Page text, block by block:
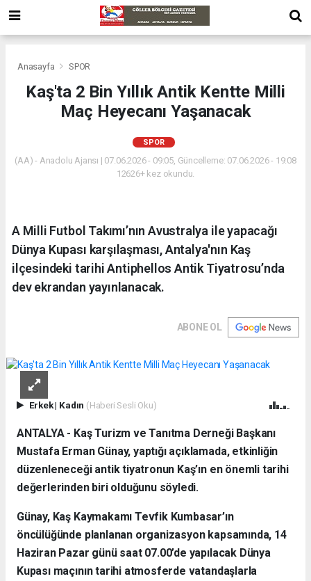
Anasayfa SPOR
Kaş'ta 2 Bin Yıllık Antik Kentte Milli
Maç Heyecanı Yaşanacak
SPOR
(AA) - Anadolu Ajansı | 07.06.2026 - 09:05, Güncelleme: 07.06.2026 - 19:08
12626+ kez okundu.
A Milli Futbol Takımı’nın Avustralya ile yapacağı
Dünya Kupası karşılaşması, Antalya'nın Kaş
ilçesindeki tarihi Antiphellos Antik Tiyatrosu’nda
dev ekrandan yayınlanacak.
ABONE OL
Erkek| Kadın (Haberi Sesli Oku)
ANTALYA - Kaş Turizm ve Tanıtma Derneği Başkanı
Mustafa Erman Günay, yaptığı açıklamada, etkinliğin
düzenleneceği antik tiyatronun Kaş’ın en önemli tarihi
değerlerinden biri olduğunu söyledi.
Günay, Kaş Kaymakamı Tevfik Kumbasar’ın
öncülüğünde planlanan organizasyon kapsamında, 14
Haziran Pazar günü saat 07.00’de yapılacak Dünya
Kupası maçının tarihi atmosferde vatandaşlarla